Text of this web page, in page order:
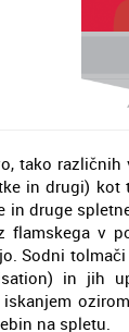
tako
in drugi)
druge
flamskega v
Sodni
in jih
na spletu.